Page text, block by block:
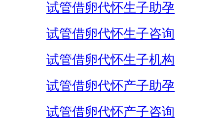
试管借卵代怀生子助孕
试管借卵代怀生子咨询
试管借卵代怀生子机构
试管借卵代怀产子助孕
试管借卵代怀产子咨询